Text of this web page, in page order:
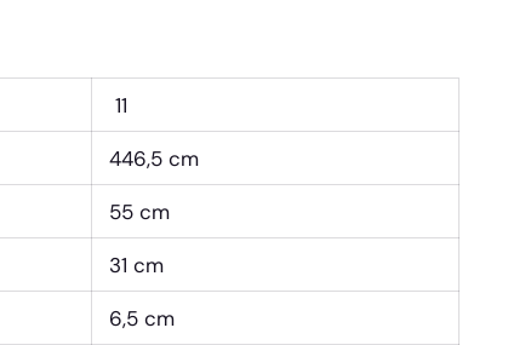
11
446,5 cm
55 cm
31 cm
6,5 cm